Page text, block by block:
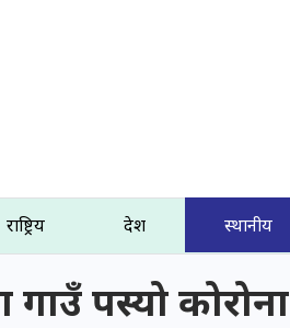
राष्ट्रिय प्रदेश स्थानीय
गाउँ पस्यो कोरोना